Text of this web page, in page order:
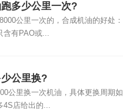
多少公里一次?
公里一次的，合成机油的好处：
含有PAO或...
公里换?
公里换一次机油，具体更换周期如
4S店给出的...